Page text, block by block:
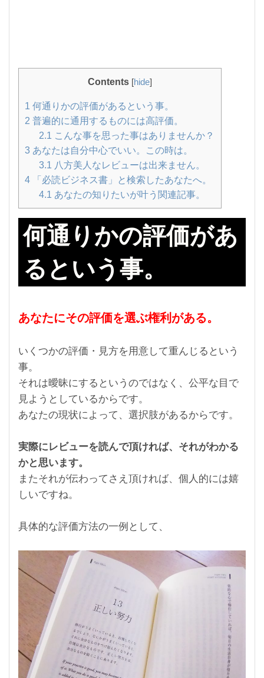
Contents [hide]
1 何通りかの評価があるという事。
2 普遍的に通用するものには高評価。
2.1 こんな事を思った事はありませんか？
3 あなたは自分中心でいい。この時は。
3.1 八方美人なレビューは出来ません。
4 「必読ビジネス書」と検索したあなたへ。
4.1 あなたの知りたいが叶う関連記事。
何通りかの評価があ
るという事。
あなたにその評価を選ぶ権利がある。
いくつかの評価・見方を用意して重んじるという
事。
それは曖昧にするというのではなく、公平な目で
見ようとしているからです。
あなたの現状によって、選択肢があるからです。
実際にレビューを読んで頂ければ、それがわかる
かと思います。
またそれが伝わってさえ頂ければ、個人的には嬉
しいですね。
具体的な評価方法の一例として、